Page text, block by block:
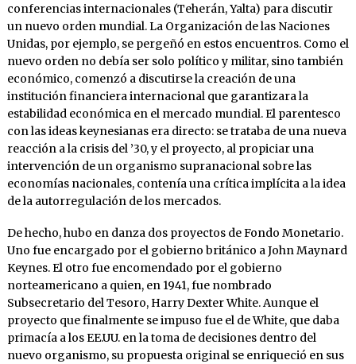
conferencias internacionales (Teherán, Yalta) para discutir
un nuevo orden mundial. La Organización de las Naciones
Unidas, por ejemplo, se pergeñó en estos encuentros. Como el
nuevo orden no debía ser solo político y militar, sino también
económico, comenzó a discutirse la creación de una
institución financiera internacional que garantizara la
estabilidad económica en el mercado mundial. El parentesco
con las ideas keynesianas era directo: se trataba de una nueva
reacción a la crisis del ’30, y el proyecto, al propiciar una
intervención de un organismo supranacional sobre las
economías nacionales, contenía una crítica implícita a la idea
de la autorregulación de los mercados.
De hecho, hubo en danza dos proyectos de Fondo Monetario.
Uno fue encargado por el gobierno británico a John Maynard
Keynes. El otro fue encomendado por el gobierno
norteamericano a quien, en 1941, fue nombrado
Subsecretario del Tesoro, Harry Dexter White. Aunque el
proyecto que finalmente se impuso fue el de White, que daba
primacía a los EE.UU. en la toma de decisiones dentro del
nuevo organismo, su propuesta original se enriqueció en sus